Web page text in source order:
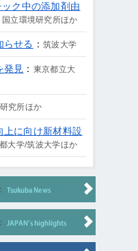
ク中の添加剤由
国立環境研究所ほか
らせる ：筑波大学
発見 ： 東京都立大
究所ほか
に向け新材料設
大学/筑波大学ほか